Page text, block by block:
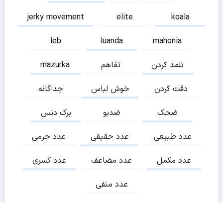
jerky movement
elite
koala
leb
luanda
mahonia
mazurka
تفاهم
تلمذ کردن
جداگانه
خوش لباس
دقت کردن
برک دنس
ضدبو
ضحک
عدد جرمی
عدد حقیقی
عدد طبیعی
عدد کسری
عدد مضاعف
عدد مکمل
عدد منفی